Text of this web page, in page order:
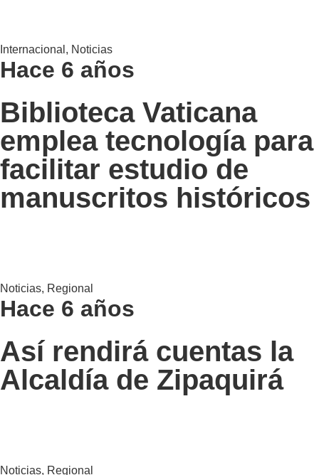
Internacional , Noticias
Hace 6 años
Biblioteca Vaticana
emplea tecnología para
facilitar estudio de
manuscritos históricos
Noticias, Regional
Hace 6 años
Así rendirá cuentas la
Alcaldía de Zipaquirá
Noticias, Regional